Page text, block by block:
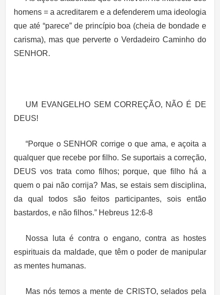
homens = a acreditarem e a defenderem uma ideologia
que até “parece” de princípio boa (cheia de bondade e
carisma), mas que perverte o Verdadeiro Caminho do
SENHOR.
UM EVANGELHO SEM CORREÇÃO, NÃO É DE
DEUS!
“Porque o SENHOR corrige o que ama, e açoita a
qualquer que recebe por filho. Se suportais a correção,
DEUS vos trata como filhos; porque, que filho há a
quem o pai não corrija? Mas, se estais sem disciplina,
da qual todos são feitos participantes, sois então
bastardos, e não filhos.” Hebreus 12:6-8
Nossa luta é contra o engano, contra as hostes
espirituais da maldade, que têm o poder de manipular
as mentes humanas.
Mas nós temos a mente de CRISTO, selados pela